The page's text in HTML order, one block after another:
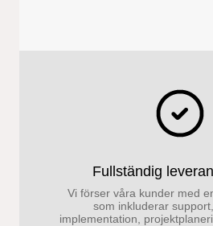
Fullständig
Vi förser våra kunder med
som inkluderar
implementation,